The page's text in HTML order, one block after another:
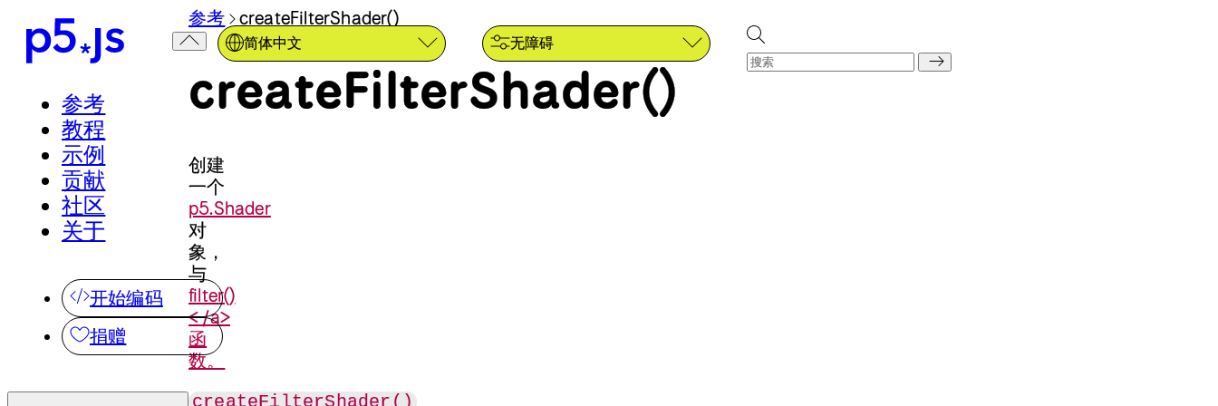
参考
教程
示例
贡献
社区
关于
开始编码
捐赠
简体中文 无障碍
参考 createFilterShader()
createFilterShader()
创建
一个
p5.Shader
对
象，
与
filter()
< /a>
函
数。
createFilterShader()